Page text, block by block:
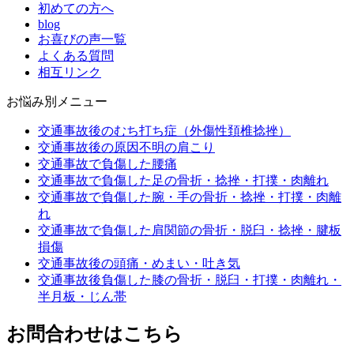
初めての方へ
blog
お喜びの声一覧
よくある質問
相互リンク
お悩み別メニュー
交通事故後のむち打ち症（外傷性頚椎捻挫）
交通事故後の原因不明の肩こり
交通事故で負傷した腰痛
交通事故で負傷した足の骨折・捻挫・打撲・肉離れ
交通事故で負傷した腕・手の骨折・捻挫・打撲・肉離
れ
交通事故で負傷した肩関節の骨折・脱臼・捻挫・腱板
損傷
交通事故後の頭痛・めまい・吐き気
交通事故後負傷した膝の骨折・脱臼・打撲・肉離れ・
半月板・じん帯
お問合わせはこちら